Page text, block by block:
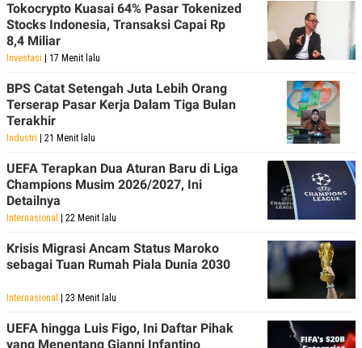
Tokocrypto Kuasai 64% Pasar Tokenized
Stocks Indonesia, Transaksi Capai Rp
8,4 Miliar
Investasi | 17 Menit lalu
BPS Catat Setengah Juta Lebih Orang
Terserap Pasar Kerja Dalam Tiga Bulan
Terakhir
Industri | 21 Menit lalu
UEFA Terapkan Dua Aturan Baru di Liga
Champions Musim 2026/2027, Ini
Detailnya
Internasional | 22 Menit lalu
Krisis Migrasi Ancam Status Maroko
sebagai Tuan Rumah Piala Dunia 2030
Internasional | 23 Menit lalu
UEFA hingga Luis Figo, Ini Daftar Pihak
yang Menentang Gianni Infantino